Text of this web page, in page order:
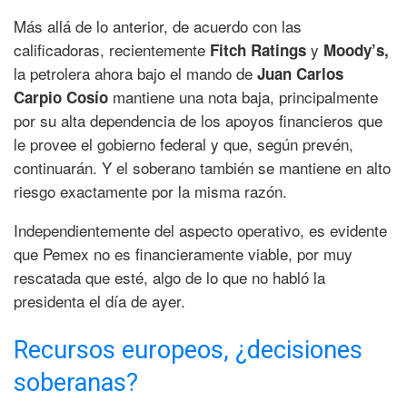
Más allá de lo anterior, de acuerdo con las
calificadoras, recientemente Fitch Ratings y Moody’s,
la petrolera ahora bajo el mando de Juan Carlos
Carpio Cosío mantiene una nota baja, principalmente
por su alta dependencia de los apoyos financieros que
le provee el gobierno federal y que, según prevén,
continuarán. Y el soberano también se mantiene en alto
riesgo exactamente por la misma razón.
Independientemente del aspecto operativo, es evidente
que Pemex no es financieramente viable, por muy
rescatada que esté, algo de lo que no habló la
presidenta el día de ayer.
Recursos europeos, ¿decisiones
soberanas?